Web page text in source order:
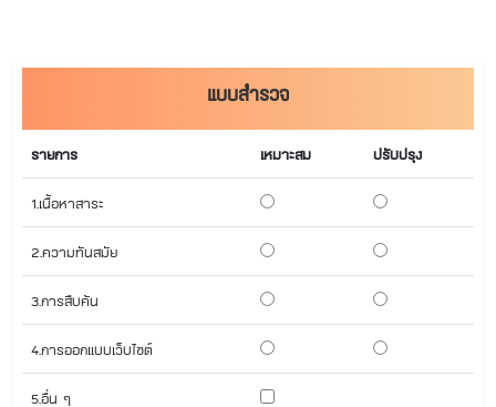
แบบสำรวจ
รายการ เหมาะสม ปรับปรุง
1.เนื้อหาสาระ
2.ความทันสมัย
3.การสืบค้น
4.การออกแบบเว็บไซต์
5.อื่น ๆ